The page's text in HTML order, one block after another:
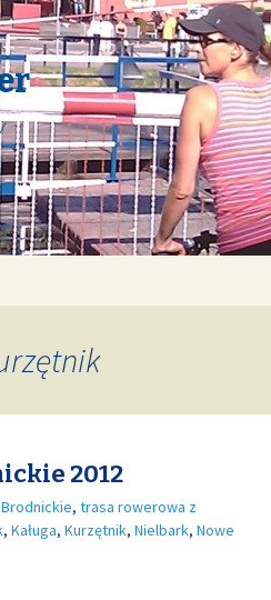
2012
, trasa rowerowa z
, Kaługa, Kurzętnik, Nielbark, Nowe